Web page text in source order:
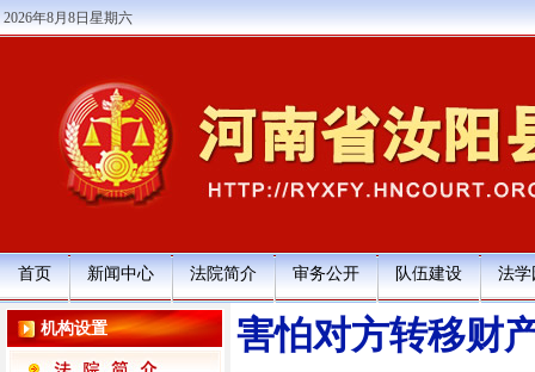
2026年8月8日星期六
首页 新闻中心 法院简介 审务公开 队伍建设 法学
机构设置 害怕对方转移财